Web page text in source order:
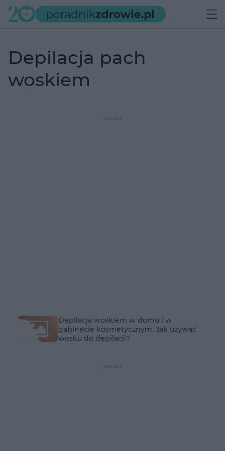
depilacja pach
woskiem
Depilacja woskiem w domu i w
gabinecie kosmetycznym. Jak używać
wosku do depilacji?